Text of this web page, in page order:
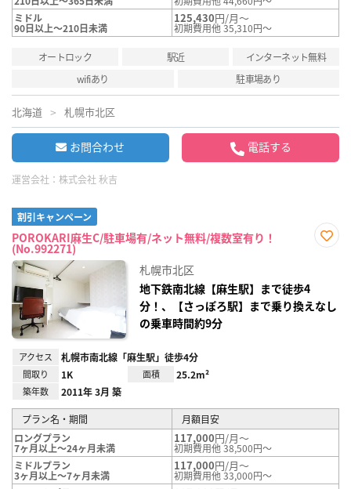
ミドル
90日以上～210日未満
125,430円/月～
初期費用他 35,310円～
オートロック 駅近
インターネット無料
wifiあり
駐車場あり
北海道 札幌市北区
お問合わせ 電話する
運営会社： 株式会社 秋吉
割引キャンペーン
POROKARI麻生C/駐車場有/ネット無料/複数室有り！
(No.992271)
札幌市北区
地下鉄南北線【麻生駅】まで徒歩4
分！、【さっぽろ駅】まで乗り換えなし
の乗車時間約9分
アクセス 札幌市南北線「麻生駅」徒歩4分
間取り 1K 面積 25.2m²
築年数 2011年 3月 築
プラン名・期間
月額目安
ロングプラン
7ヶ月以上～24ヶ月未満
117,000円/月～
初期費用他 38,500円～
ミドルプラン
3ヶ月以上～7ヶ月未満
117,000円/月～
初期費用他 33,000円～